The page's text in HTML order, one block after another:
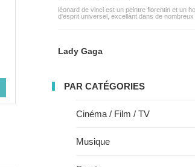
léonard de vinci est un peintre florentin et un
d'esprit universel, excellant dans de nombreux
Lady Gaga
PAR CATÉGORIES
Cinéma / Film / TV
Musique